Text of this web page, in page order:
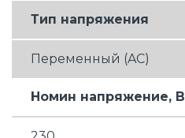
Тип напряжения
Переменный (AC)
Номин напряжение, В